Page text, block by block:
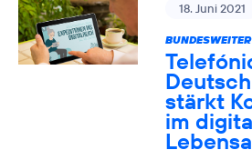
18. Juni 2021
stärkt
im